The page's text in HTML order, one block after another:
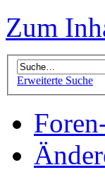
Zum
Erweiterte Suche